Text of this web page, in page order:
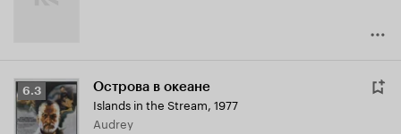
Рейтинг
Кинопоиска
6.3
6.3 Острова в океане
Islands in the Stream, 1977
Audrey